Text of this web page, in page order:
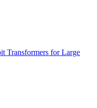
Transformers for Large